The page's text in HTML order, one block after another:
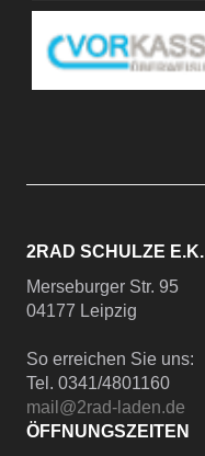
2RAD SCHULZE E.K.
Merseburger Str. 95
04177 Leipzig
So erreichen Sie uns:
Tel. 0341/4801160
mail@2rad-laden.de
ÖFFNUNGSZEITEN